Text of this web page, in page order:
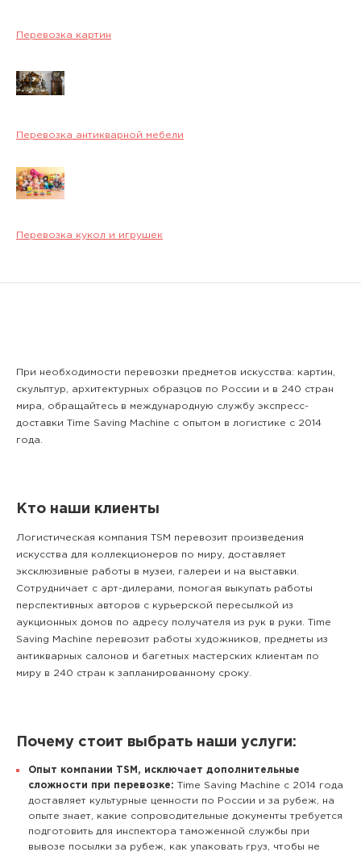
Перевозка картин
Перевозка антикварной мебели
Перевозка кукол и игрушек
При необходимости перевозки предметов искусства: картин,
скульптур, архитектурных образцов по России и в 240 стран
мира, обращайтесь в международную службу экспресс-
доставки Time Saving Machine с опытом в логистике с 2014
года.
Кто наши клиенты
Логистическая компания TSM перевозит произведения
искусства для коллекционеров по миру, доставляет
эксклюзивные работы в музеи, галереи и на выставки.
Сотрудничает с арт-дилерами, помогая выкупать работы
перспективных авторов с курьерской пересылкой из
аукционных домов по адресу получателя из рук в руки. Time
Saving Machine перевозит работы художников, предметы из
антикварных салонов и багетных мастерских клиентам по
миру в 240 стран к запланированному сроку.
Почему стоит выбрать наши услуги:
Опыт компании TSM, исключает дополнительные
сложности при перевозке: Time Saving Machine с 2014 года
доставляет культурные ценности по России и за рубеж, на
опыте знает, какие сопроводительные документы требуется
подготовить для инспектора таможенной службы при
вывозе посылки за рубеж, как упаковать груз, чтобы не